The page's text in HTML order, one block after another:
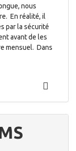
nous
En réalité, il
par la sécurité
avant de les
mensuel. Dans